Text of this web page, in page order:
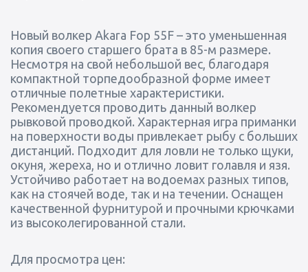
Новый волкер Akara Fop 55F – это уменьшенная
копия своего старшего брата в 85-м размере.
Несмотря на свой небольшой вес, благодаря
компактной торпедообразной форме имеет
отличные полетные характеристики.
Рекомендуется проводить данный волкер
рывковой проводкой. Характерная игра приманки
на поверхности воды привлекает рыбу с больших
дистанций. Подходит для ловли не только щуки,
окуня, жереха, но и отлично ловит голавля и язя.
Устойчиво работает на водоемах разных типов,
как на стоячей воде, так и на течении. Оснащен
качественной фурнитурой и прочными крючками
из высоколегированной стали.
Для просмотра цен: